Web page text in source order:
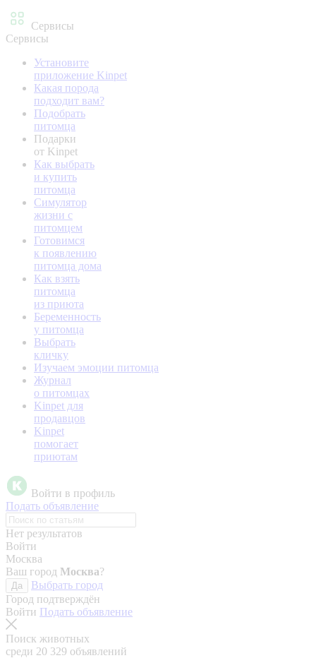
Сервисы
Сервисы
Установите
приложение Kinpet
Какая порода
подходит вам?
Подобрать
питомца
Подарки
от Kinpet
Как выбрать
и купить
питомца
Симулятор
жизни с
питомцем
Готовимся
к появлению
питомца дома
Как взять
питомца
из приюта
Беременность
у питомца
Выбрать
кличку
Изучаем эмоции питомца
Журнал
о питомцах
Kinpet для
продавцов
Kinpet
помогает
приютам
Войти в профиль
Подать объявление
Нет результатов
Войти
Москва
Ваш город Москва?
Да
Выбрать город
Город подтверждён
Войти Подать объявление
Поиск животных
среди 20 329 объявлений